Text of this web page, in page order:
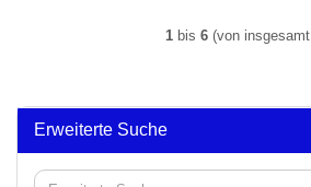
1bis 6(von insgesamt
Erweiterte Suche
Erweiterte